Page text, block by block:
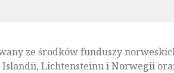
ze środków funduszy
Islandii, Lichtensteinu i Norwegii